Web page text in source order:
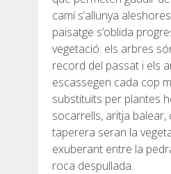
camí s’allunya
paisatge s’oblida
vegetació: els arbres
record del passat i els
escassegen cada cop
substituïts per plantes
socarrells, aritja balear,
taperera seran la
exuberant entre la
roca despullada.